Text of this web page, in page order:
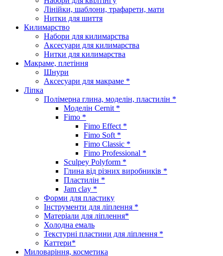
Лінійки, шаблони, трафарети, мати
Нитки для шиття
Килимарство
Набори для килимарства
Аксесуари для килимарства
Нитки для килимарства
Макраме, плетіння
Шнури
Аксесуари для макраме *
Ліпка
Полімерна глина, моделін, пластилін *
Моделін Cernit *
Fimo *
Fimo Effect *
Fimo Soft *
Fimo Classic *
Fimo Professional *
Sculpey Polyform *
Глина від різних виробників *
Пластилін *
Jam clay *
Форми для пластику
Інструменти для ліплення *
Матеріали для ліплення*
Холодна емаль
Текстурні пластини для ліплення *
Каттери*
Миловаріння, косметика